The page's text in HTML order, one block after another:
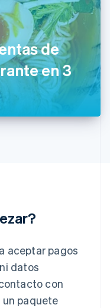
de
en 3
aceptar pagos
datos
con
paquete